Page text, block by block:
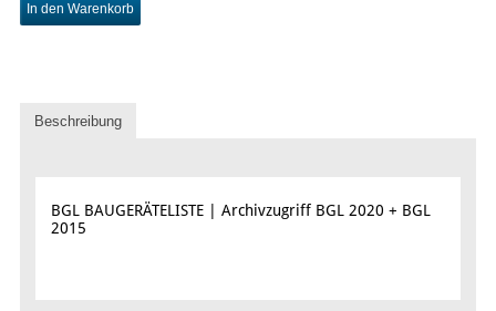
In den Warenkorb
Beschreibung
BGL BAUGERÄTELISTE | Archivzugriff BGL 2020 + BGL
2015